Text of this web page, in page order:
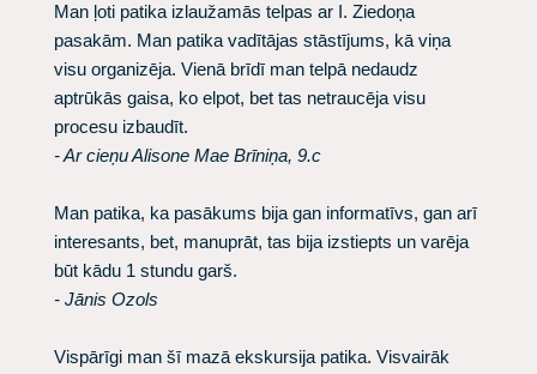
Man ļoti patika izlaužamās telpas ar I. Ziedoņa
pasakām. Man patika vadītājas stāstījums, kā viņa
visu organizēja. Vienā brīdī man telpā nedaudz
aptrūkās gaisa, ko elpot, bet tas netraucēja visu
procesu izbaudīt.
- Ar cieņu Alisone Mae Brīniņa, 9.c
Man patika, ka pasākums bija gan informatīvs, gan arī
interesants, bet, manuprāt, tas bija izstiepts un varēja
būt kādu 1 stundu garš.
- Jānis Ozols
Vispārīgi man šī mazā ekskursija patika. Visvairāk